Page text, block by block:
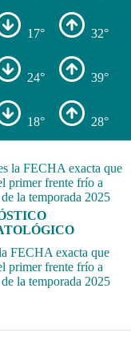
17° 32°
24° 39°
18° 28°
FECHA exacta que
primer frente frío a
la temporada 2025